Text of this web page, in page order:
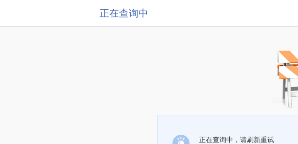
正在查询中
正在查询中，请刷新重试